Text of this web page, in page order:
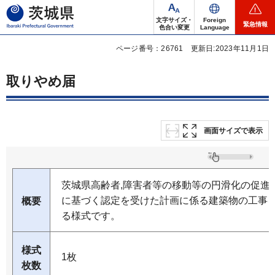
茨城県
文字サイズ・
色合い変更
Foreign
Language
緊急情報
ページ番号：26761 更新日:2023年11月1日
取りやめ届
画面サイズで表示
概要
茨城県高齢者,障害者等の移動等の円滑化の促進
に基づく認定を受けた計画に係る建築物の工事
る様式です。
様式
枚数
1枚